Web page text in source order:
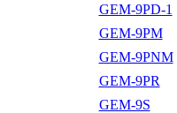
GEM-9PD-1
GEM-9PM
GEM-9PNM
GEM-9PR
GEM-9S